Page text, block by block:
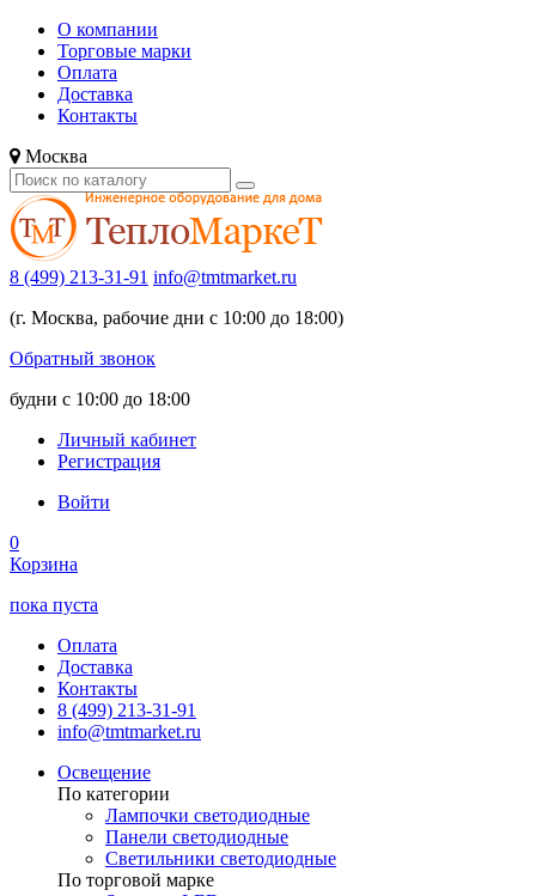
О компании
Торговые марки
Оплата
Доставка
Контакты
Москва
8 (499) 213-31-91 info@tmtmarket.ru
(г. Москва, рабочие дни с 10:00 до 18:00)
Обратный звонок
будни с 10:00 до 18:00
Личный кабинет
Регистрация
Войти
0
Корзина
пока пуста
Оплата
Доставка
Контакты
8 (499) 213-31-91
info@tmtmarket.ru
Освещение
По категории
Лампочки светодиодные
Панели светодиодные
Светильники светодиодные
По торговой марке